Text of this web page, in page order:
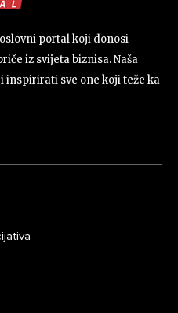
portal koji donosi
iz svijeta biznisa. Naša
sve one koji teže ka